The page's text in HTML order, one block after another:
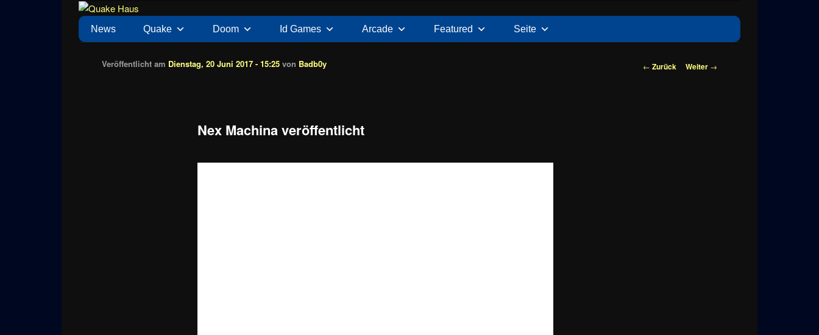
Quake Haus
News zu Quake, Doom, FPS, Arcade
Hauptmenü
News Quake Doom Id Games Arcade Featured Seite
Beitragsnavigation
← Zurück Weiter →
Nex Machina veröffentlicht
Veröffentlicht am Dienstag, 20 Juni 2017 - 15:25 von Badb0y